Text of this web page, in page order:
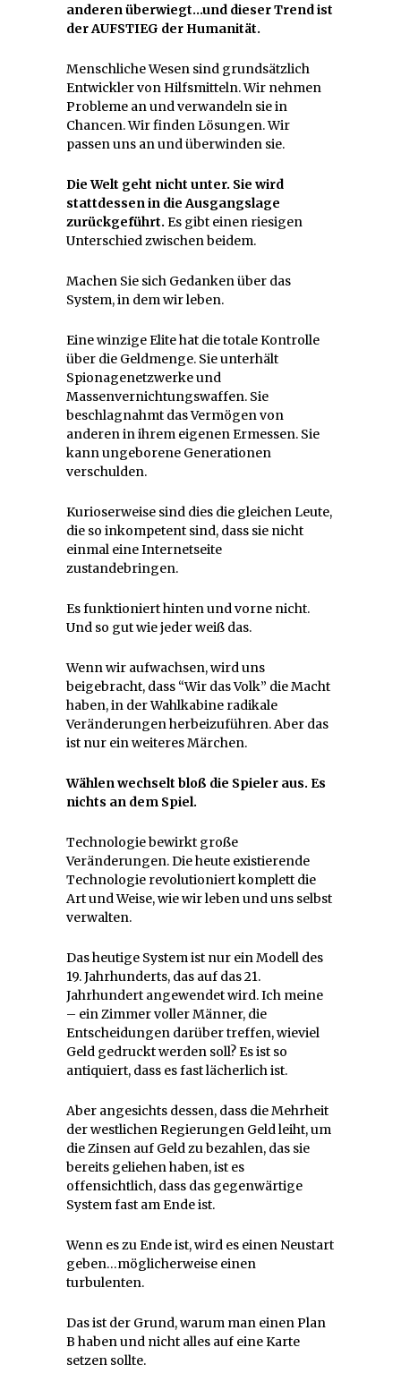
anderen überwiegt…und dieser Trend ist
der AUFSTIEG der Humanität.
Menschliche Wesen sind grundsätzlich
Entwickler von Hilfsmitteln. Wir nehmen
Probleme an und verwandeln sie in
Chancen. Wir finden Lösungen. Wir
passen uns an und überwinden sie.
Die Welt geht nicht unter. Sie wird
stattdessen in die Ausgangslage
zurückgeführt. Es gibt einen riesigen
Unterschied zwischen beidem.
Machen Sie sich Gedanken über das
System, in dem wir leben.
Eine winzige Elite hat die totale Kontrolle
über die Geldmenge. Sie unterhält
Spionagenetzwerke und
Massenvernichtungswaffen. Sie
beschlagnahmt das Vermögen von
anderen in ihrem eigenen Ermessen. Sie
kann ungeborene Generationen
verschulden.
Kurioserweise sind dies die gleichen Leute,
die so inkompetent sind, dass sie nicht
einmal eine Internetseite
zustandebringen.
Es funktioniert hinten und vorne nicht.
Und so gut wie jeder weiß das.
Wenn wir aufwachsen, wird uns
beigebracht, dass “Wir das Volk” die Macht
haben, in der Wahlkabine radikale
Veränderungen herbeizuführen. Aber das
ist nur ein weiteres Märchen.
Wählen wechselt bloß die Spieler aus. Es
nichts an dem Spiel.
Technologie bewirkt große
Veränderungen. Die heute existierende
Technologie revolutioniert komplett die
Art und Weise, wie wir leben und uns selbst
verwalten.
Das heutige System ist nur ein Modell des
19. Jahrhunderts, das auf das 21.
Jahrhundert angewendet wird. Ich meine
– ein Zimmer voller Männer, die
Entscheidungen darüber treffen, wieviel
Geld gedruckt werden soll? Es ist so
antiquiert, dass es fast lächerlich ist.
Aber angesichts dessen, dass die Mehrheit
der westlichen Regierungen Geld leiht, um
die Zinsen auf Geld zu bezahlen, das sie
bereits geliehen haben, ist es
offensichtlich, dass das gegenwärtige
System fast am Ende ist.
Wenn es zu Ende ist, wird es einen Neustart
geben…möglicherweise einen
turbulenten.
Das ist der Grund, warum man einen Plan
B haben und nicht alles auf eine Karte
setzen sollte.